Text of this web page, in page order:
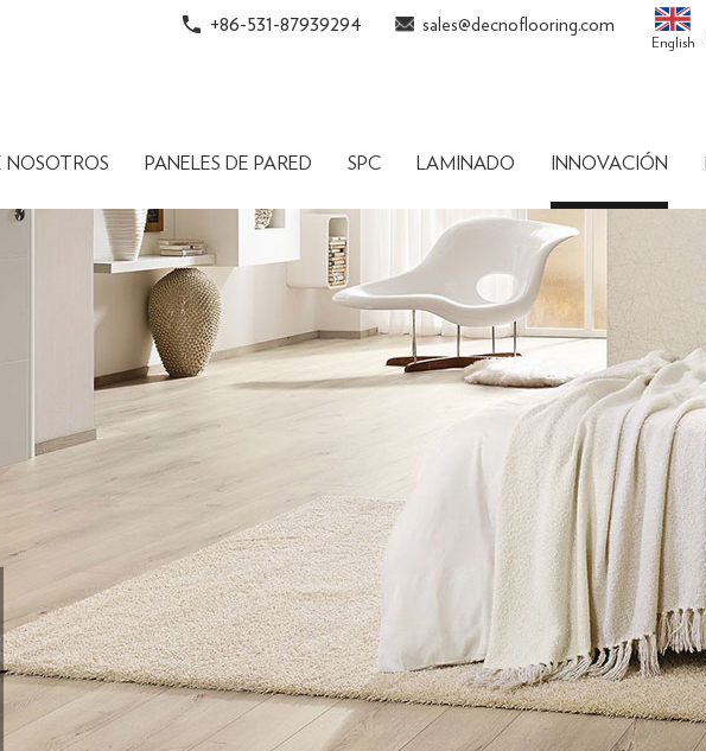
English
+86-531-87939294 sales@decnoflooring.com
NOSOTROS PANELES DE PARED SPC LAMINADO INNOVACIÓN